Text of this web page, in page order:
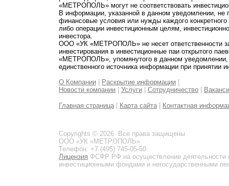
«МЕТРОПОЛЬ» могут не соответствовать
В информации, указанной в данном уведомлении,
финансовые условия или нужды каждого
либо операции инвестиционным целям,
инвестора.
ООО «УК «МЕТРОПОЛЬ» не несет ответственности
инвестирования в инвестиционные паи открытого
«МЕТРОПОЛЬ», упомянутого в данном уведомлении,
единственного источника информации при принятии
О Компании
Раскрытие информации
Новости компании
Услуги Сотрудничество
Главная страница Карта сайта Контактная
Copyrights © 2026. Все права защищены
ООО «УК «МЕТРОПОЛЬ»
Телефон: +7 (495) 745-05-50
Лицензия ФСФР РФ на осуществление
инвестиционными фондами и негосударственными